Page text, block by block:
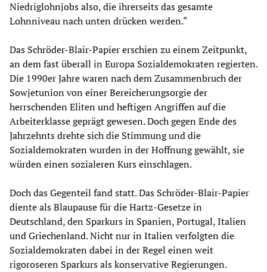
Niedriglohnjobs also, die ihrerseits das gesamte
Lohnniveau nach unten drücken werden.“
Das Schröder-Blair-Papier erschien zu einem Zeitpunkt,
an dem fast überall in Europa Sozialdemokraten regierten.
Die 1990er Jahre waren nach dem Zusammenbruch der
Sowjetunion von einer Bereicherungsorgie der
herrschenden Eliten und heftigen Angriffen auf die
Arbeiterklasse geprägt gewesen. Doch gegen Ende des
Jahrzehnts drehte sich die Stimmung und die
Sozialdemokraten wurden in der Hoffnung gewählt, sie
würden einen sozialeren Kurs einschlagen.
Doch das Gegenteil fand statt. Das Schröder-Blair-Papier
diente als Blaupause für die Hartz-Gesetze in
Deutschland, den Sparkurs in Spanien, Portugal, Italien
und Griechenland. Nicht nur in Italien verfolgten die
Sozialdemokraten dabei in der Regel einen weit
rigoroseren Sparkurs als konservative Regierungen.